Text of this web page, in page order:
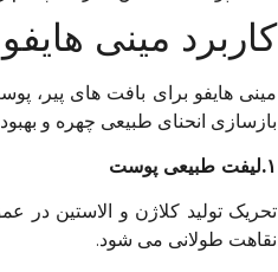
کاربرد مینی
مینی هایفو برای بافت های پیر،
بازسازی انحنای طبیعی چهره و
۱.لیفت طبیعی پوست
تحریک تولید کلاژن و الاستین
نقاهت طولانی می شود.